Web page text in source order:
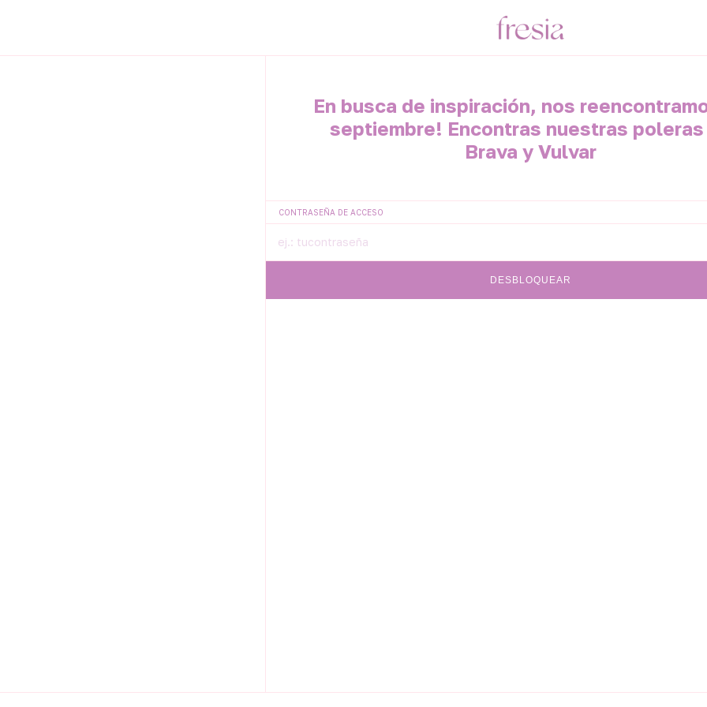
En busca de inspiración, nos
septiembre! Encontras nuestras poleras
Brava y Vulvar
CONTRASEÑA DE ACCESO
DESBLOQUEAR